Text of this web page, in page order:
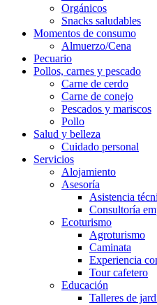
Orgánicos
Snacks saludables
Momentos de consumo
Almuerzo/Cena
Pecuario
Pollos, carnes y pescado
Carne de cerdo
Carne de conejo
Pescados y mariscos
Pollo
Salud y belleza
Cuidado personal
Servicios
Alojamiento
Asesoría
Asistencia
Consultoría
Ecoturismo
Agroturismo
Caminata
Experiencia
Tour cafetero
Educación
Talleres de